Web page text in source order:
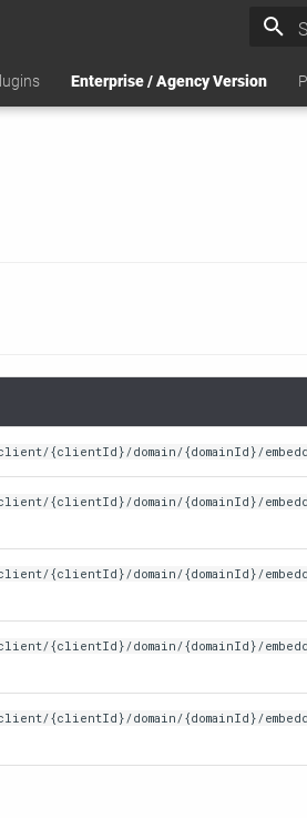
Enterprise / Agency Version
{clientId}/domain/{domainId}/
{clientId}/domain/{domainId}/
{clientId}/domain/{domainId}/
{clientId}/domain/{domainId}/
{clientId}/domain/{domainId}/